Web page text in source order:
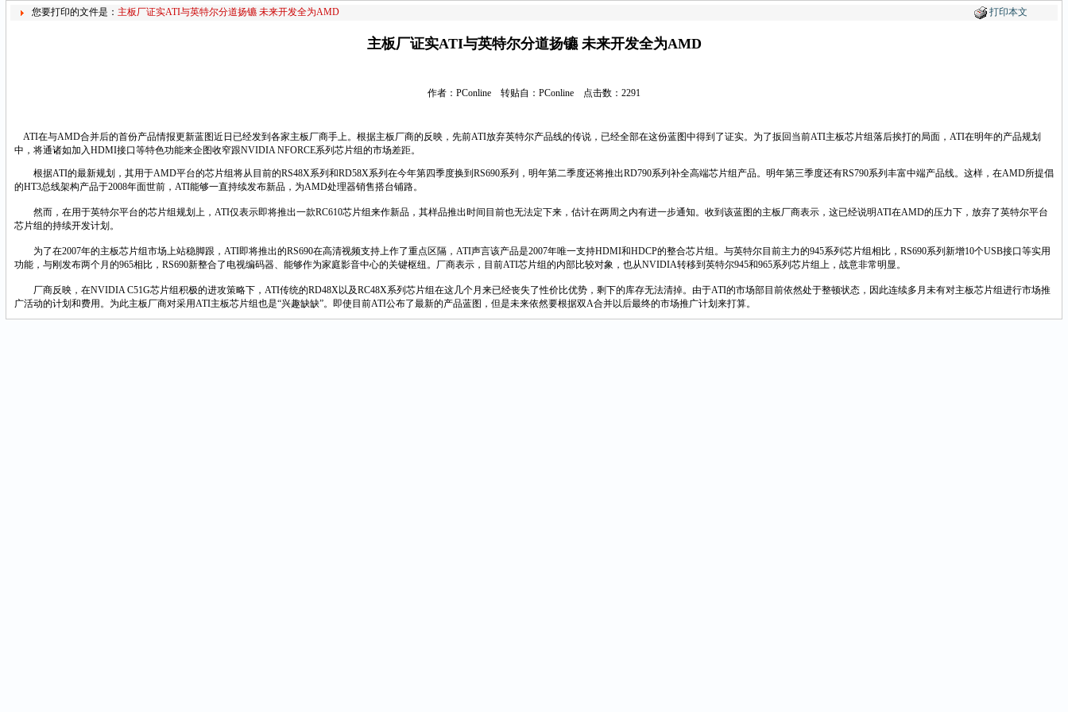
您要打印的文件是： 主板厂证实ATI与英特尔分道扬镳 未来开发全为AMD 打印本文
主板厂证实ATI与英特尔分道扬镳 未来开发全为AMD
作者：PConline 转贴自：PConline 点击数：2291
ATI在与AMD合并后的首份产品情报更新蓝图近日已经发到各家主板厂商手上。根据主板厂商的反映，先前ATI放弃英特尔产品线的传说，已经全部在这份蓝图中得到了证实。为了扳回当前ATI主板芯片组落后挨打的局面，ATI在明年的产品规划
中，将通诸如加入HDMI接口等特色功能来企图收窄跟NVIDIA NFORCE系列芯片组的市场差距。
根据ATI的最新规划，其用于AMD平台的芯片组将从目前的RS48X系列和RD58X系列在今年第四季度换到RS690系列，明年第二季度还将推出RD790系列补全高端芯片组产品。明年第三季度还有RS790系列丰富中端产品线。这样，在AMD所提倡
的HT3总线架构产品于2008年面世前，ATI能够一直持续发布新品，为AMD处理器销售搭台铺路。
然而，在用于英特尔平台的芯片组规划上，ATI仅表示即将推出一款RC610芯片组来作新品，其样品推出时间目前也无法定下来，估计在两周之内有进一步通知。收到该蓝图的主板厂商表示，这已经说明ATI在AMD的压力下，放弃了英特尔平台
芯片组的持续开发计划。
为了在2007年的主板芯片组市场上站稳脚跟，ATI即将推出的RS690在高清视频支持上作了重点区隔，ATI声言该产品是2007年唯一支持HDMI和HDCP的整合芯片组。与英特尔目前主力的945系列芯片组相比，RS690系列新增10个USB接口等实用
功能，与刚发布两个月的965相比，RS690新整合了电视编码器、能够作为家庭影音中心的关键枢纽。厂商表示，目前ATI芯片组的内部比较对象，也从NVIDIA转移到英特尔945和965系列芯片组上，战意非常明显。
厂商反映，在NVIDIA C51G芯片组积极的进攻策略下，ATI传统的RD48X以及RC48X系列芯片组在这几个月来已经丧失了性价比优势，剩下的库存无法清掉。由于ATI的市场部目前依然处于整顿状态，因此连续多月未有对主板芯片组进行市场推
广活动的计划和费用。为此主板厂商对采用ATI主板芯片组也是“兴趣缺缺”。即使目前ATI公布了最新的产品蓝图，但是未来依然要根据双A合并以后最终的市场推广计划来打算。